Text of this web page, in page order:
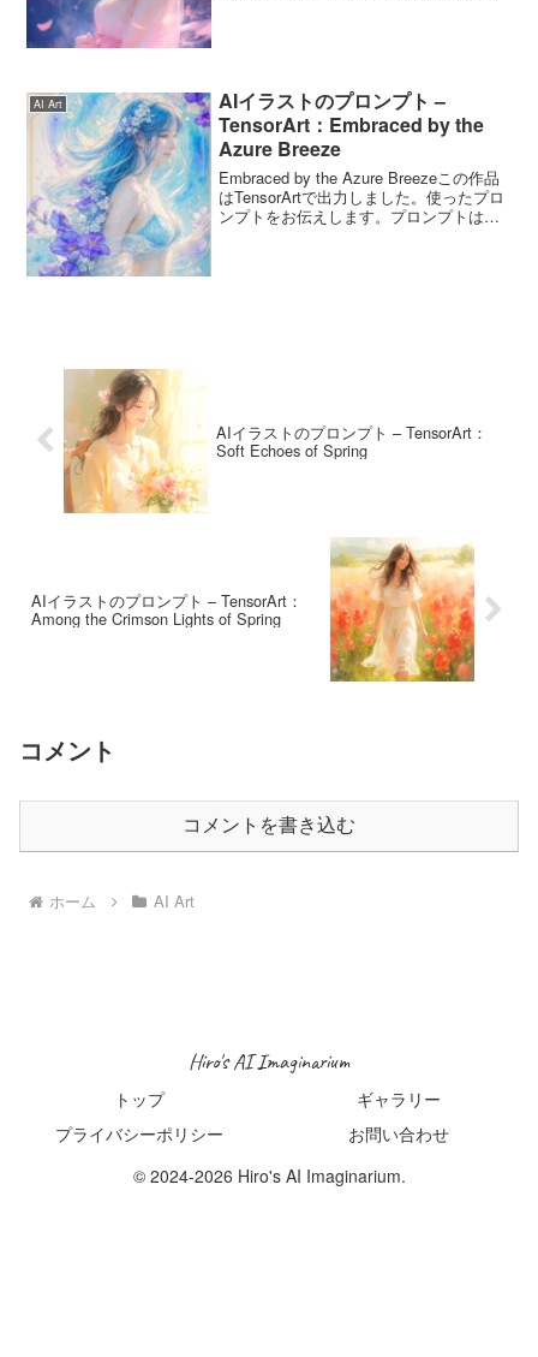
AI Art
AIイラストのプロンプト –
TensorArt：Embraced by the
Azure Breeze
Embraced by the Azure Breezeこの作品
はTensorArtで出力しました。使ったプロ
ンプトをお伝えします。プロンプトは自
AIイラストのプロンプト – TensorArt：
Soft Echoes of Spring
AIイラストのプロンプト – TensorArt：
Among the Crimson Lights of Spring
コメント
コメントを書き込む
ホーム AI Art
Hiro's AI Imaginarium
トップ
ギャラリー
プライバシーポリシー
お問い合わせ
© 2024-2026 Hiro's AI Imaginarium.